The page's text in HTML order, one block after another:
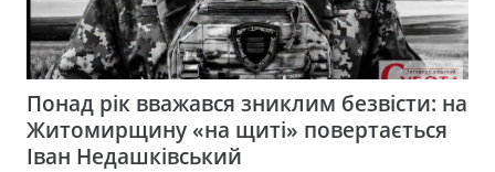
Понад рік вважався зниклим безвісти: на
Житомирщину «на щиті» повертається
Іван Недашківський